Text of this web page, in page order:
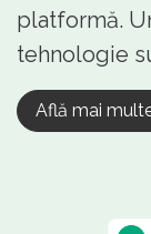
platformă.
tehnologie
Află mai